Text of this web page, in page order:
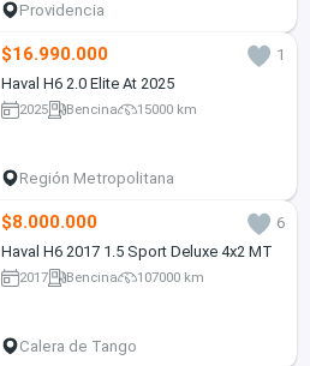
Providencia
$16.990.000
1
Haval H6 2.0 Elite At 2025
2025 Bencina 15000 km
Región Metropolitana
$8.000.000
6
Haval H6 2017 1.5 Sport Deluxe 4x2 MT
2017 Bencina 107000 km
Calera de Tango